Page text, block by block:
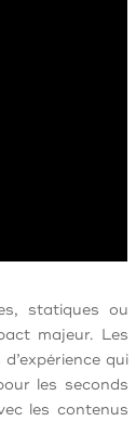
statiques ou
majeur. Les
qui
les seconds
les contenus